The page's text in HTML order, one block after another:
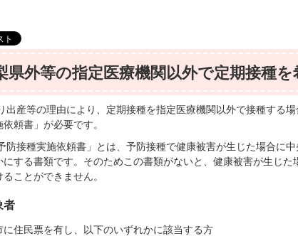
県外等の指定医療機関以外で定期接種
出産等の理由により、定期接種を指定医療機関以外で接種する
頼書」が必要です。
防接種実施依頼書」とは、予防接種で健康被害が生じた場合に
にする書類です。そのためこの書類がないと、健康被害が生じ
ることができません。
者
に住民票を有し、以下のいずれかに該当する方